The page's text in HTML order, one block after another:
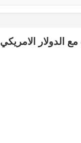
الدولار الامريكي